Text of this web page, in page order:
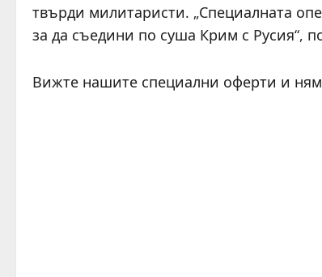
твърди милитаристи. „Специалната
за да съедини по суша Крим с Русия“,
Вижте нашите специални оферти и